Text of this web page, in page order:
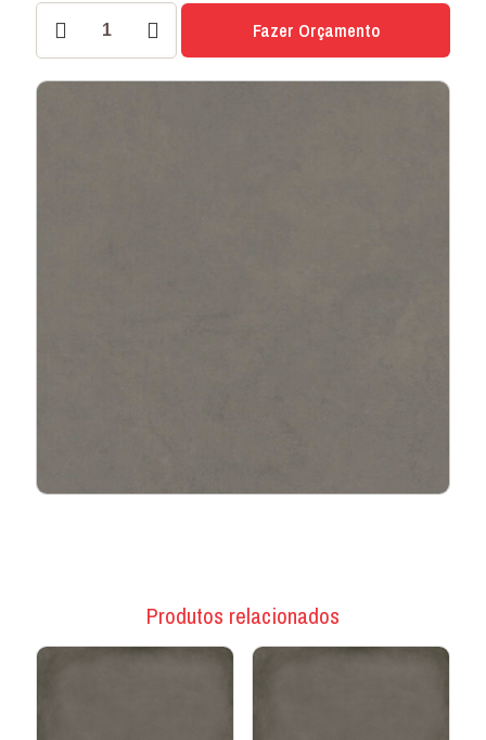
PORCELANATO
VIENA
ESTANHO
IN
Fazer Orçamento
Produtos relacionados